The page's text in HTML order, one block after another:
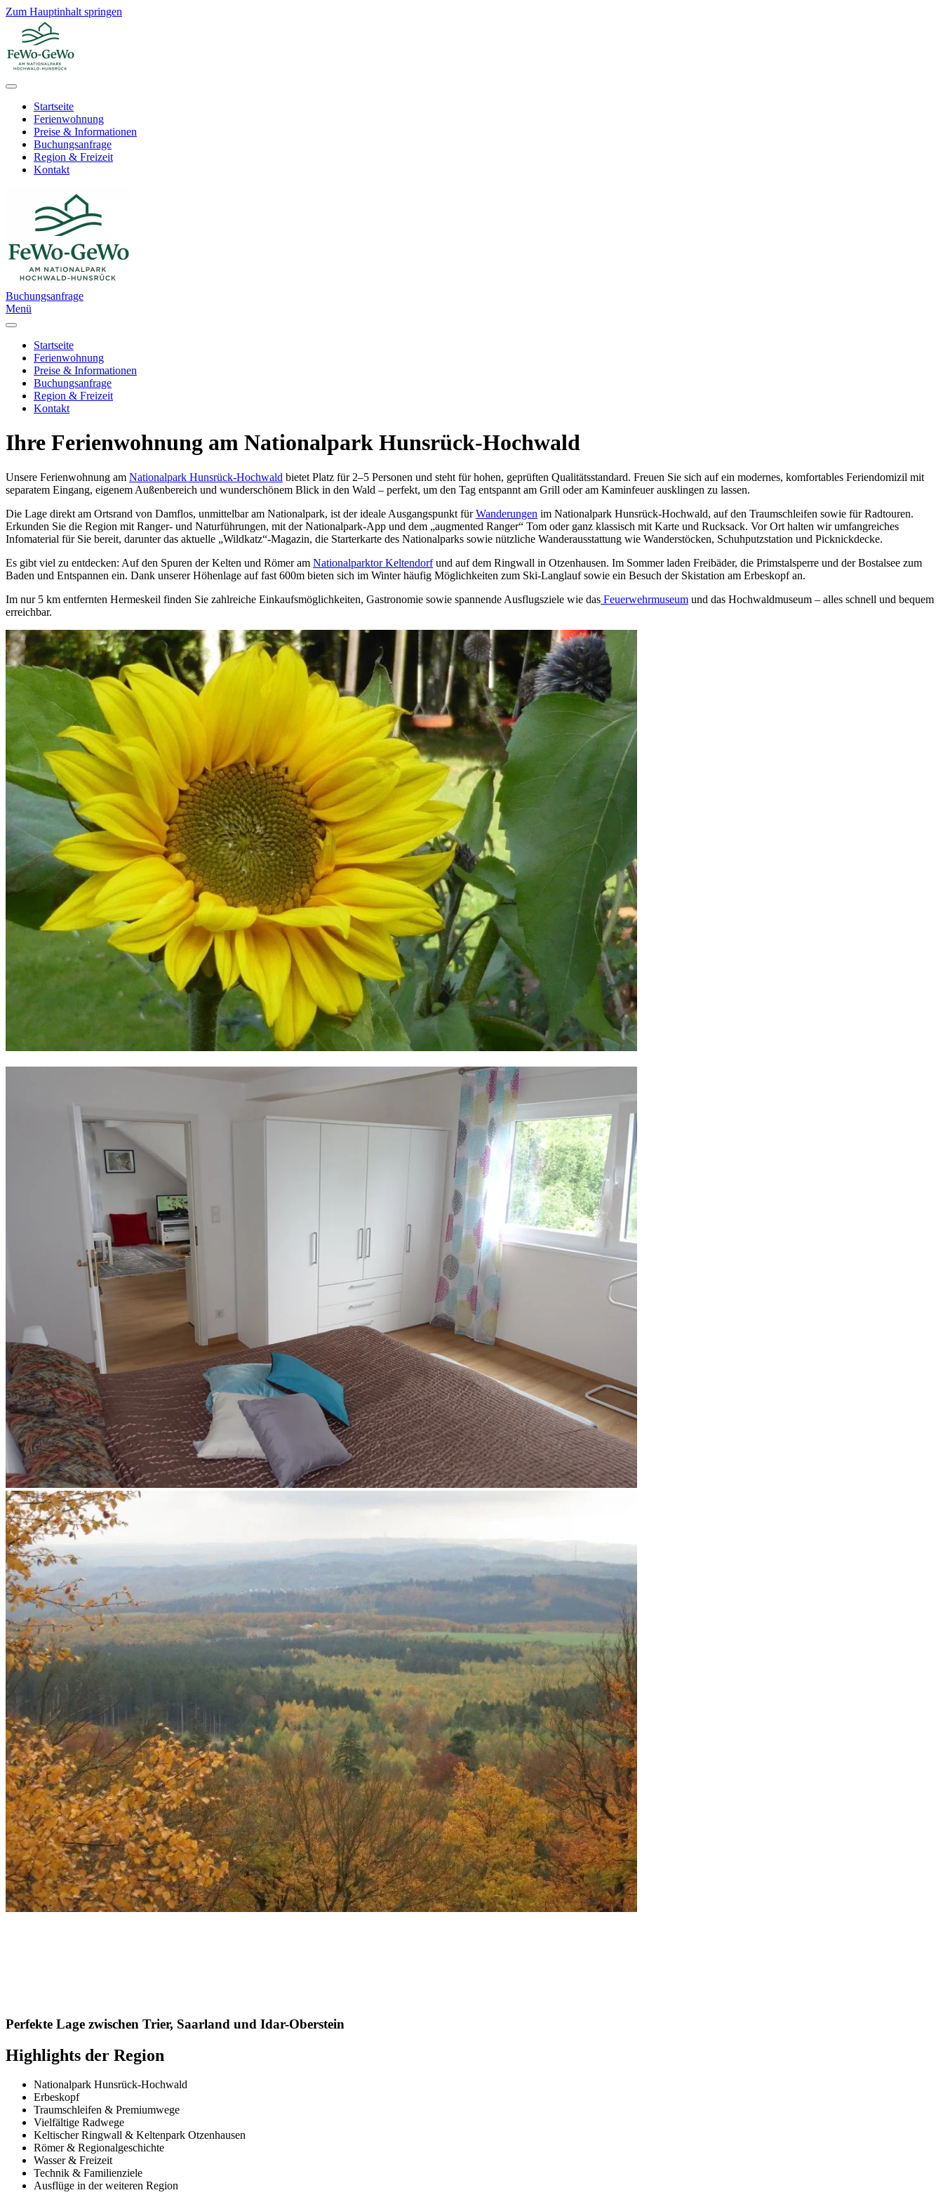
Zum Hauptinhalt springen
Startseite
Ferienwohnung
Preise & Informationen
Buchungsanfrage
Region & Freizeit
Kontakt
Buchungsanfrage
Menü
Startseite
Ferienwohnung
Preise & Informationen
Buchungsanfrage
Region & Freizeit
Kontakt
Ihre Ferienwohnung am Nationalpark Hunsrück-Hochwald
Unsere Ferienwohnung am Nationalpark Hunsrück-Hochwald bietet Platz für 2–5 Personen und steht für hohen, geprüften Qualitätsstandard. Freuen Sie sich auf ein modernes, komfortables Feriendomizil mit
separatem Eingang, eigenem Außenbereich und wunderschönem Blick in den Wald – perfekt, um den Tag entspannt am Grill oder am Kaminfeuer ausklingen zu lassen.
Die Lage direkt am Ortsrand von Damflos, unmittelbar am Nationalpark, ist der ideale Ausgangspunkt fürWanderungen im Nationalpark Hunsrück-Hochwald, auf den Traumschleifen sowie für Radtouren.
Erkunden Sie die Region mit Ranger- und Naturführungen, mit der Nationalpark-App und dem „augmented Ranger“ Tom oder ganz klassisch mit Karte und Rucksack. Vor Ort halten wir umfangreiches
Infomaterial für Sie bereit, darunter das aktuelle „Wildkatz“-Magazin, die Starterkarte des Nationalparks sowie nützliche Wanderausstattung wie Wanderstöcken, Schuhputzstation und Picknickdecke.
Es gibt viel zu entdecken: Auf den Spuren der Kelten und Römer am Nationalparktor Keltendorfund auf dem Ringwall in Otzenhausen. Im Sommer laden Freibäder, die Primstalsperre und der Bostalsee zum
Baden und Entspannen ein. Dank unserer Höhenlage auf fast 600m bieten sich im Winter häufig Möglichkeiten zum Ski-Langlauf sowie ein Besuch der Skistation am Erbeskopf an.
Im nur 5 km entfernten Hermeskeil finden Sie zahlreiche Einkaufsmöglichkeiten, Gastronomie sowie spannende Ausflugsziele wie das Feuerwehrmuseum und das Hochwaldmuseum – alles schnell und bequem
erreichbar.
Perfekte Lage zwischen Trier, Saarland und Idar-Oberstein
Highlights der Region
Nationalpark Hunsrück-Hochwald
Erbeskopf
Traumschleifen & Premiumwege
Vielfältige Radwege
Keltischer Ringwall & Keltenpark Otzenhausen
Römer & Regionalgeschichte
Wasser & Freizeit
Technik & Familienziele
Ausflüge in der weiteren Region